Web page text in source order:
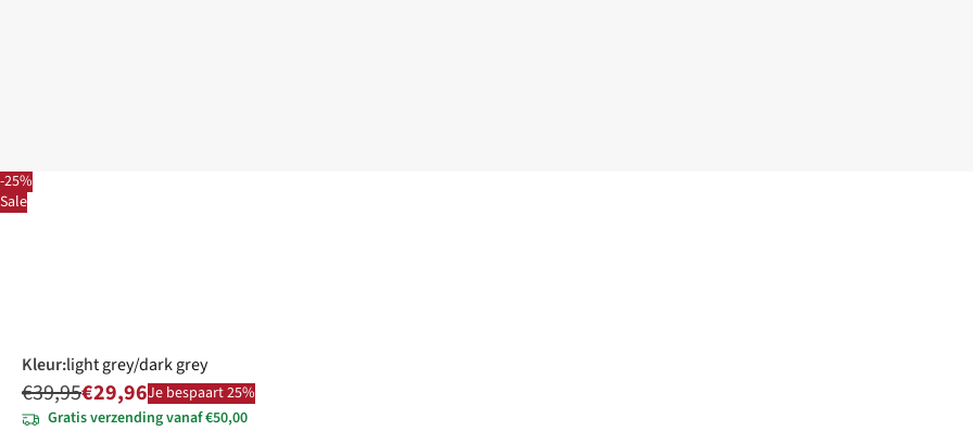
-25%
Sale
Kleur:light grey/dark grey
€39,95€29,96Je bespaart 25%
Gratis verzending vanaf €50,00